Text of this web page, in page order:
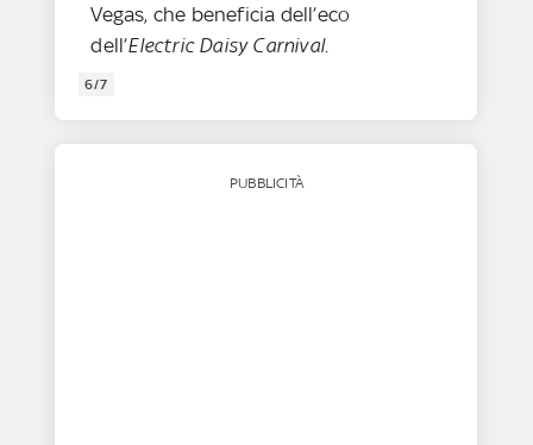
Vegas, che beneficia dell’eco
dell’Electric Daisy Carnival.
6/7
PUBBLICITÀ